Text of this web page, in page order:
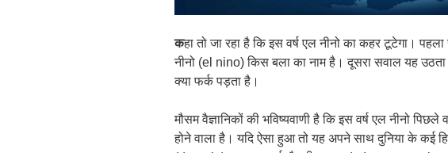
कहा तो जा रहा है कि इस वर्ष एल नीनो का कहर टूटेगा।
नीनो (el nino) किस बला का नाम है। दूसरा सवाल यह
क्या फर्क पड़ता है।
मौसम वैज्ञानिकों की भविष्यवाणी है कि इस वर्ष एल नीनो पिछले
होने वाला है। यदि ऐसा हुआ तो यह अपने साथ दुनिया के कई